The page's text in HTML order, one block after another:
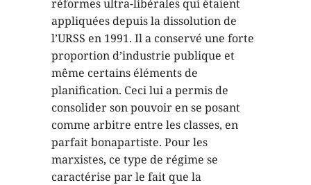
réformes ultra-libérales qui étaient
appliquées depuis la dissolution de
l’URSS en 1991. Il a conservé une forte
proportion d’industrie publique et
même certains éléments de
planification. Ceci lui a permis de
consolider son pouvoir en se posant
comme arbitre entre les classes, en
parfait bonapartiste. Pour les
marxistes, ce type de régime se
caractérise par le fait que la